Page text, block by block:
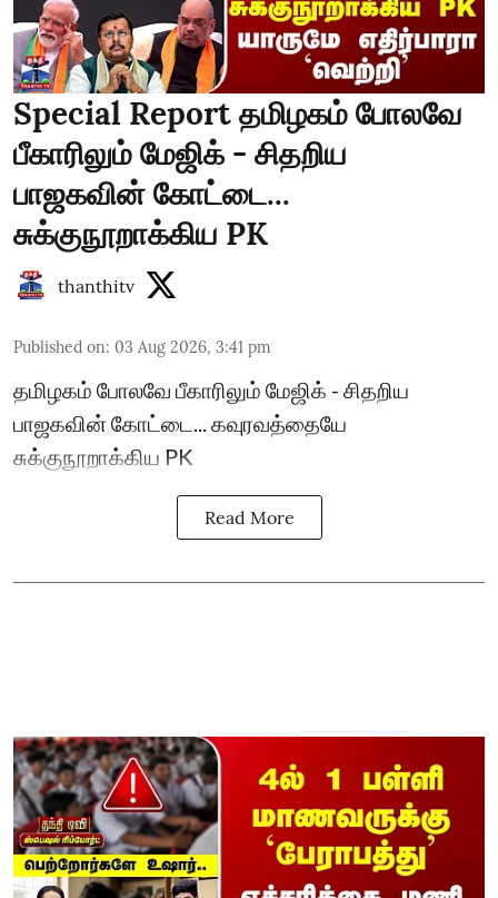
Special Report தமிழகம் போலவே
பீகாரிலும் மேஜிக் - சிதறிய
பாஜகவின் கோட்டை...
சுக்குநூறாக்கிய PK
thanthitv
Published on: 03 Aug 2026, 3:41 pm
தமிழகம் போலவே பீகாரிலும் மேஜிக் - சிதறிய
பாஜகவின் கோட்டை... கவுரவத்தையே
சுக்குநூறாக்கிய PK
Read More